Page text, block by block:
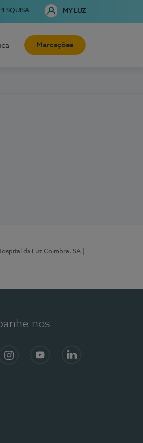
PESQUISA MY LUZ
Marcações
da Luz Coimbra, SA
nos